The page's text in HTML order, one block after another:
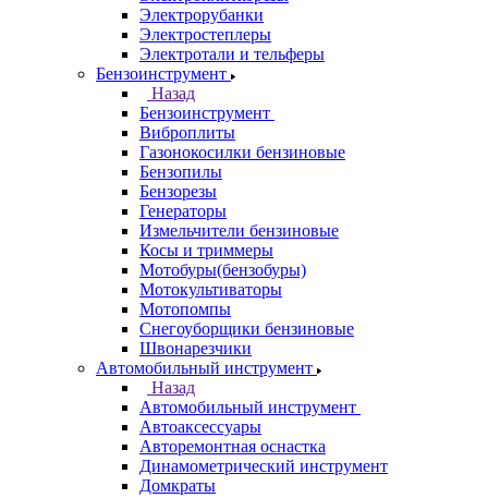
Электрорубанки
Электростеплеры
Электротали и тельферы
Бензоинструмент
Назад
Бензоинструмент
Виброплиты
Газонокосилки бензиновые
Бензопилы
Бензорезы
Генераторы
Измельчители бензиновые
Косы и триммеры
Мотобуры(бензобуры)
Мотокультиваторы
Мотопомпы
Снегоуборщики бензиновые
Швонарезчики
Автомобильный инструмент
Назад
Автомобильный инструмент
Автоаксессуары
Авторемонтная оснастка
Динамометрический инструмент
Домкраты